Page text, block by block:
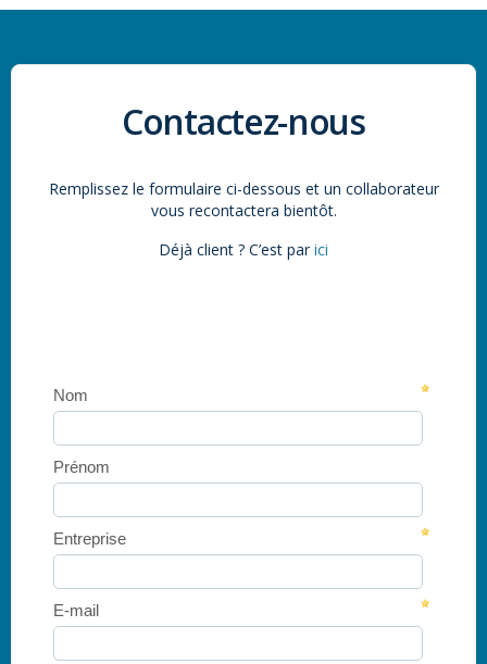
Contactez-nous
Remplissez le formulaire ci-dessous et un collaborateur
vous recontactera bientôt.
Déjà client ? C’est par ici